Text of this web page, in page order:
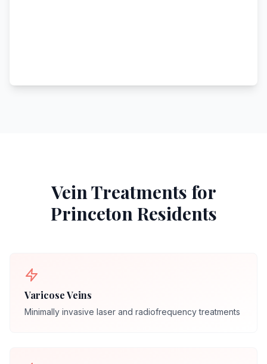
Vein Treatments for
PrincetonResidents
Varicose Veins
Minimally invasive laser and radiofrequency treatments